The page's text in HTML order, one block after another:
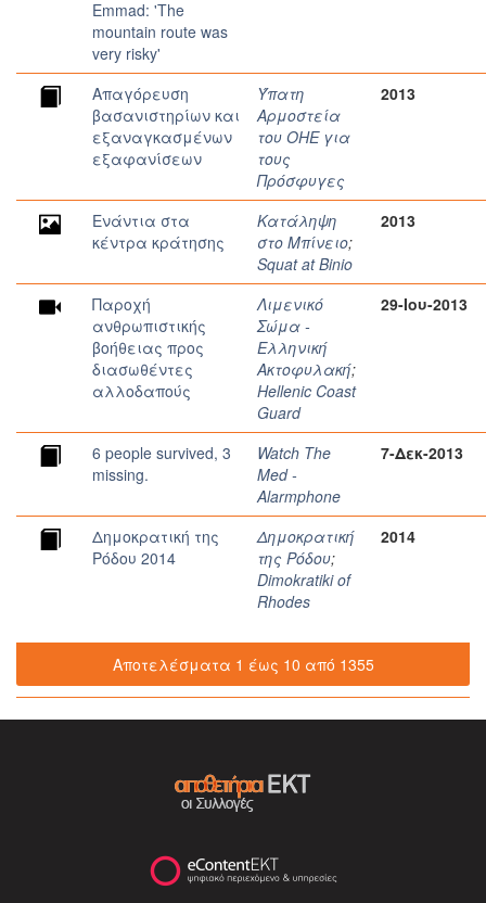
Emmad: 'The
mountain route was
very risky'
Απαγόρευση
βασανιστηρίων και
εξαναγκασμένων
εξαφανίσεων
Ύπατη
Αρμοστεία
του ΟΗΕ για
τους
Πρόσφυγες
2013
Ενάντια στα
κέντρα κράτησης
Κατάληψη
στο Μπίνειο;
Squat at Binio
2013
Παροχή
ανθρωπιστικής
βοήθειας προς
διασωθέντες
αλλοδαπούς
Λιμενικό
Σώμα -
Ελληνική
Ακτοφυλακή;
Hellenic Coast
Guard
29-Ιου-2013
6 people survived, 3
missing.
Watch The
Med -
Alarmphone
7-Δεκ-2013
Δημοκρατική της
Ρόδου 2014
Δημοκρατική
της Ρόδου;
Dimokratiki of
Rhodes
2014
Αποτελέσματα 1 έως 10 από 1355